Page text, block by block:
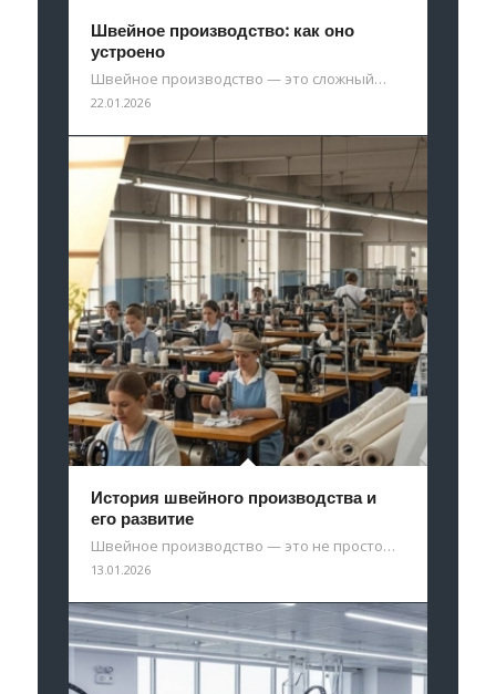
Швейное производство: как оно
устроено
Швейное производство — это сложный…
22.01.2026
История швейного производства и
его развитие
Швейное производство — это не просто…
13.01.2026